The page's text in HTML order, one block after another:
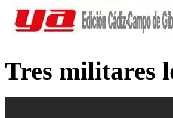
Tres militares